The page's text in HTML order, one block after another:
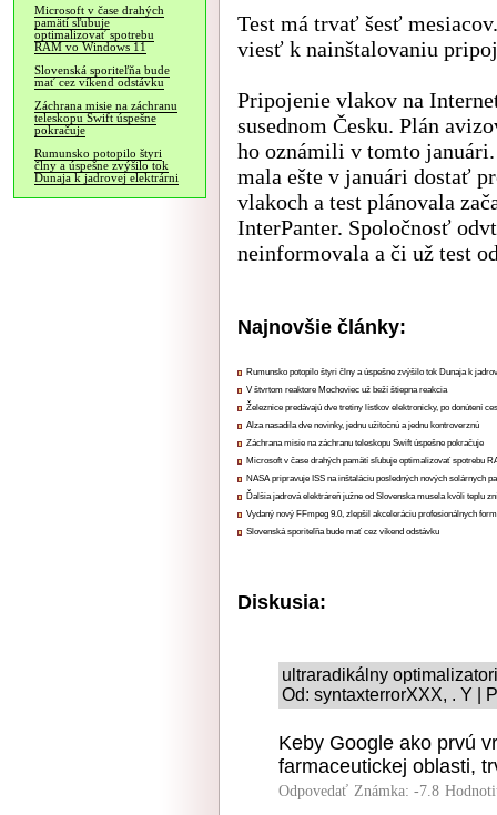
Microsoft v čase drahých
pamätí sľubuje
optimalizovať spotrebu
RAM vo Windows 11
Slovenská sporiteľňa bude
mať cez víkend odstávku
Záchrana misie na záchranu
teleskopu Swift úspešne
pokračuje
Rumunsko potopilo štyri
člny a úspešne zvýšilo tok
Dunaja k jadrovej elektrárni
Test má trvať šesť
viesť k nainštalovaniu
Pripojenie vlakov na
susednom Česku. Plán
ho oznámili v tomto
mala ešte v januári dostať
vlakoch a test plánovala
InterPanter. Spoločnosť
neinformovala a či už test
Najnovšie články:
Rumunsko potopilo štyri člny a úspešne zvýšilo tok Dunaja k
V štvrtom reaktore Mochoviec už beží štiepna reakcia
Železnice predávajú dve tretiny lístkov elektronicky, po donútení
Alza nasadila dve novinky, jednu užitočnú a jednu kontroverznú
Záchrana misie na záchranu teleskopu Swift úspešne pokračuje
Microsoft v čase drahých pamätí sľubuje optimalizovať spotrebu
NASA pripravuje ISS na inštaláciu posledných nových solárnych
Ďalšia jadrová elektráreň južne od Slovenska musela kvôli teplu
Vydaný nový FFmpeg 9.0, zlepšil akceleráciu profesionálnych
Slovenská sporiteľňa bude mať cez víkend odstávku
Diskusia:
ultraradikálny
Od: syntaxterrorXXX, . Y |
Keby Google ako prvú
farmaceutickej oblasti,
Odpovedať Známka: -7.8